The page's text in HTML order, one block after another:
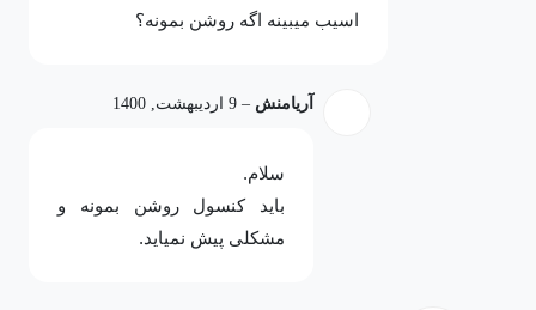
اسیب میبینه اگه روشن بمونه؟
آریامنش – 9 اردیبهشت, 1400
سلام.
باید کنسول روشن بمونه و
مشکلی پیش نمیاید.